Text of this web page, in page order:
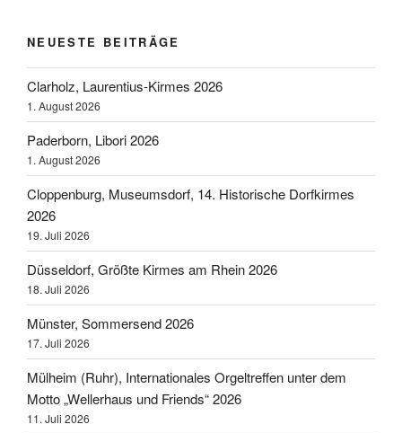
NEUESTE BEITRÄGE
Clarholz, Laurentius-Kirmes 2026
1. August 2026
Paderborn, Libori 2026
1. August 2026
Cloppenburg, Museumsdorf, 14. Historische Dorfkirmes
2026
19. Juli 2026
Düsseldorf, Größte Kirmes am Rhein 2026
18. Juli 2026
Münster, Sommersend 2026
17. Juli 2026
Mülheim (Ruhr), Internationales Orgeltreffen unter dem
Motto „Wellerhaus und Friends“ 2026
11. Juli 2026